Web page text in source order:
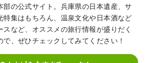
部の公式サイト。兵庫県の日本遺産、サ
特集はもちろん、温泉文化や日本酒など
など、オススメの旅行情報が盛りだく
、ぜひチェックしてみてください！